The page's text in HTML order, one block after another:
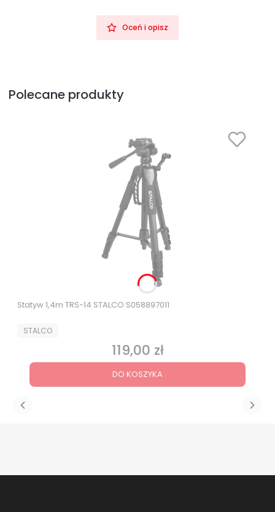
Oceń i opisz
Polecane produkty
Statyw 1,4m TRS-14 STALCO S058897011
PRODUCENT
STALCO
Cena
119,00 zł
DO KOSZYKA